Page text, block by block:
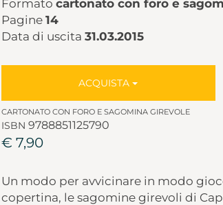
Formato cartonato con foro e
Pagine 14
Data di uscita 31.03.2015
ACQUISTA
CARTONATO CON FORO E SAGOMINA GIREVOLE
ISBN 9788851125790
€ 7,90
Un modo per avvicinare in modo
copertina, le sagomine girevoli di